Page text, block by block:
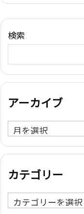
検索
アーカイブ
ア
ー
カ
ブ
カテゴリー
カ